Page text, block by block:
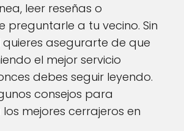
leer reseñas o
preguntarle a tu vecino. Sin
asegurarte de que
el mejor servicio
debes seguir leyendo.
consejos para
mejores cerrajeros en